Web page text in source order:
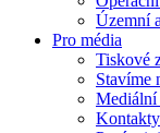
Územní
Pro média
Tiskové
Stavíme
Mediální